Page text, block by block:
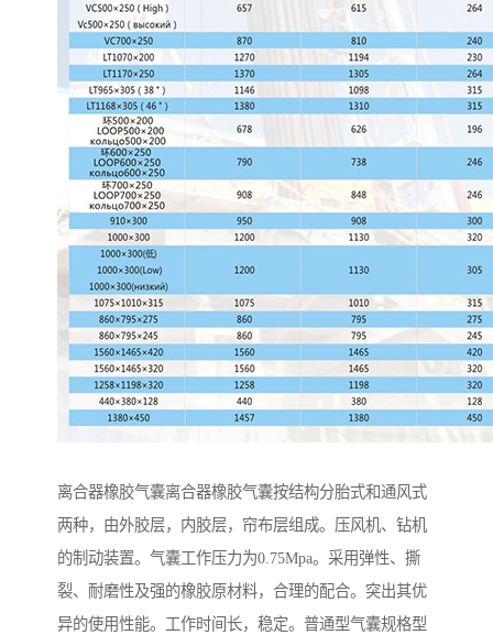
离合器橡胶气囊离合器橡胶气囊按结构分胎式和通风式
两种，由外胶层，内胶层，帘布层组成。压风机、钻机
的制动装置。气囊工作压力为0.75Mpa。采用弹性、撕
裂、耐磨性及强的橡胶原材料，合理的配合。突出其优
异的使用性能。工作时间长，稳定。普通型气囊规格型